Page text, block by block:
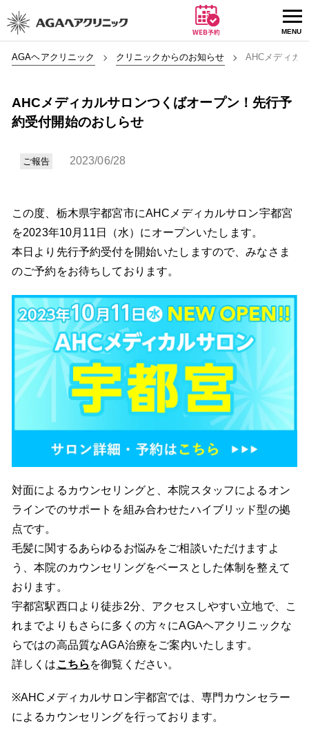
AGAヘアクリニック クリニックからのお知らせ AHCメディカ
AHCメディカルサロンつくばオープン！先行予
約受付開始のおしらせ
ご報告 2023/06/28
この度、栃木県宇都宮市にAHCメディカルサロン宇都宮
を2023年10月11日（水）にオープンいたします。
本日より先行予約受付を開始いたしますので、みなさま
のご予約をお待ちしております。
対面によるカウンセリングと、本院スタッフによるオン
ラインでのサポートを組み合わせたハイブリッド型の拠
点です。
毛髪に関するあらゆるお悩みをご相談いただけますよ
う、本院のカウンセリングをベースとした体制を整えて
おります。
宇都宮駅西口より徒歩2分、アクセスしやすい立地で、こ
れまでよりもさらに多くの方々にAGAヘアクリニックな
らではの高品質なAGA治療をご案内いたします。
詳しくはこちら を御覧ください。
※AHCメディカルサロン宇都宮では、専門カウンセラー
によるカウンセリングを行っております。